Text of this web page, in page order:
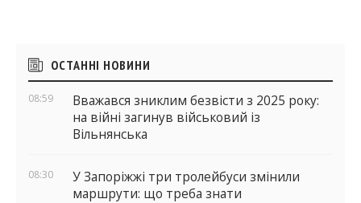
Бічні
віджети
ОСТАННІ НОВИНИ
08:59
Вважався зниклим безвісти з 2025 року:
на війні загинув військовий із
Вільнянська
08:30
У Запоріжжі три тролейбуси змінили
маршрути: що треба знати